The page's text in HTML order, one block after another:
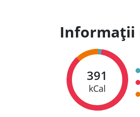
391
kCal